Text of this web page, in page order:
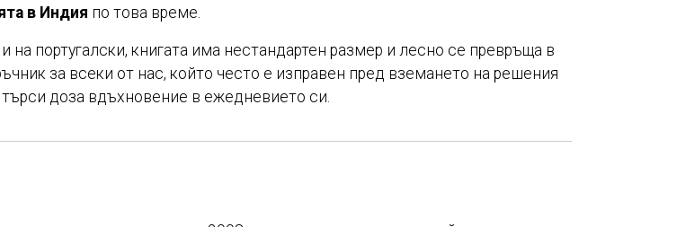
в Индия по това време.
на португалски, книгата има нестандартен размер и лесно се превръща в
за всеки от нас, който често е изправен пред вземането на решения
доза вдъхновение в ежедневието си.